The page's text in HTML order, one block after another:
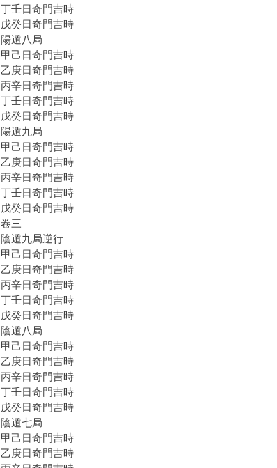
丁壬日奇門吉時
戊癸日奇門吉時
陽遁八局
甲己日奇門吉時
乙庚日奇門吉時
丙辛日奇門吉時
丁壬日奇門吉時
戊癸日奇門吉時
陽遁九局
甲己日奇門吉時
乙庚日奇門吉時
丙辛日奇門吉時
丁壬日奇門吉時
戊癸日奇門吉時
卷三
陰遁九局逆行
甲己日奇門吉時
乙庚日奇門吉時
丙辛日奇門吉時
丁壬日奇門吉時
戊癸日奇門吉時
陰遁八局
甲己日奇門吉時
乙庚日奇門吉時
丙辛日奇門吉時
丁壬日奇門吉時
戊癸日奇門吉時
陰遁七局
甲己日奇門吉時
乙庚日奇門吉時